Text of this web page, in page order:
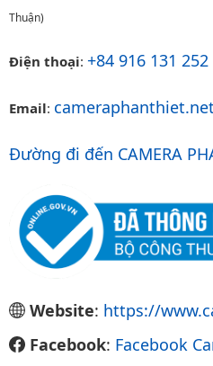
Thuận)
Điện thoại: +84 916 131 252
Email:
Đường đi đến CAMERA
Website: https://
Facebook: Facebook